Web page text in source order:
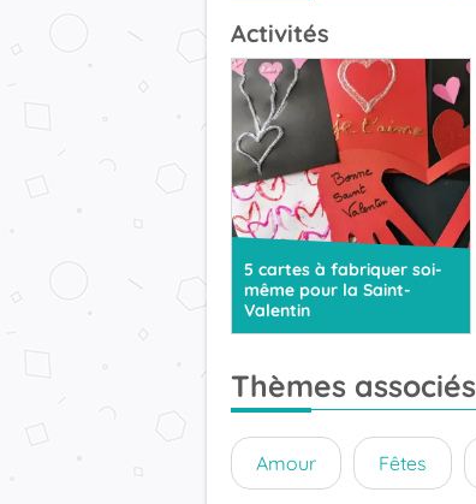
Activités
5 cartes à fabriquer soi-
même pour la Saint-
Valentin
Thèmes associés
Amour Fêtes